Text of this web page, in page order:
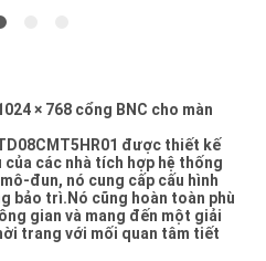
× 768 cổng BNC cho màn
được thiết kế
các nhà tích hợp hệ thống
đun, nó cung cấp cấu hình
bảo trì.Nó cũng hoàn toàn phù
gian và mang đến một giải
trang với mối quan tâm tiết